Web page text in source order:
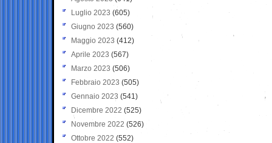
Luglio 2023 (605)
Giugno 2023 (560)
Maggio 2023 (412)
Aprile 2023 (567)
Marzo 2023 (506)
Febbraio 2023 (505)
Gennaio 2023 (541)
Dicembre 2022 (525)
Novembre 2022 (526)
Ottobre 2022 (552)